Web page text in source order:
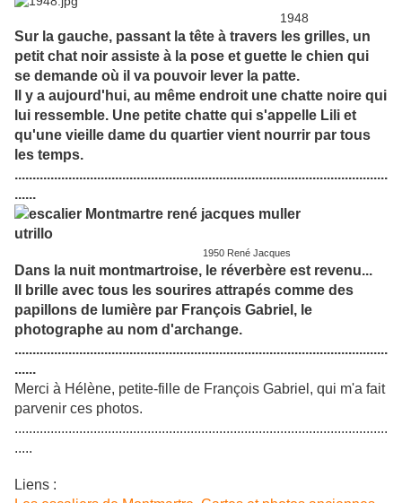
1948
Sur la gauche, passant la tête à travers les grilles, un
petit chat noir assiste à la pose et guette le chien qui
se demande où il va pouvoir lever la patte.
Il y a aujourd'hui, au même endroit une chatte noire qui
lui ressemble. Une petite chatte qui s'appelle Lili et
qu'une vieille dame du quartier vient nourrir par tous
les temps.
........................................................................................................
......
1950 René Jacques
Dans la nuit montmartroise, le réverbère est revenu...
Il brille avec tous les sourires attrapés comme des
papillons de lumière par François Gabriel, le
photographe au nom d'archange.
........................................................................................................
......
Merci à Hélène, petite-fille de François Gabriel, qui m'a fait
parvenir ces photos.
........................................................................................................
.....
Liens :